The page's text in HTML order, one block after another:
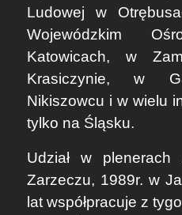
Ludowej w
Wojewódzkim
Katowicach, w
Krasiczynie, w
Nikiszowcu i w wielu
tylko na Śląsku.
Udział w
Zarzeczu, 1989r. w
lat współpracuje z